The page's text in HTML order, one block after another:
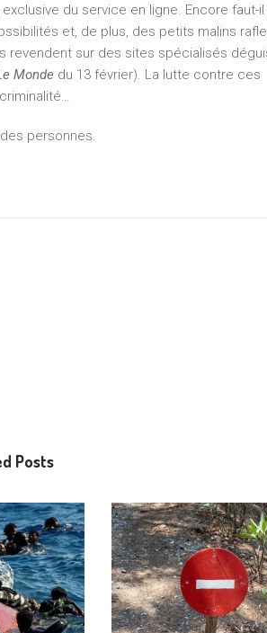
du service en ligne. Encore faut-
et, de plus, des petits malins
revendent sur des sites spécialisés
Monde du 13 février). La lutte contre ces
personnes.
Posts